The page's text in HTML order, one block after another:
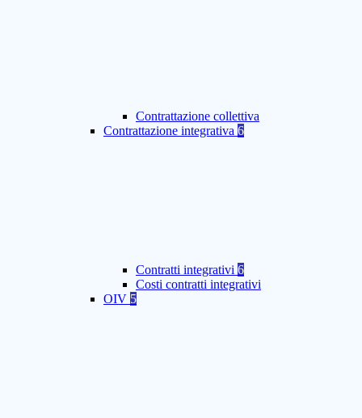
Contrattazione collettiva
Contrattazione integrativa 6
Contratti integrativi 6
Costi contratti integrativi
OIV 5